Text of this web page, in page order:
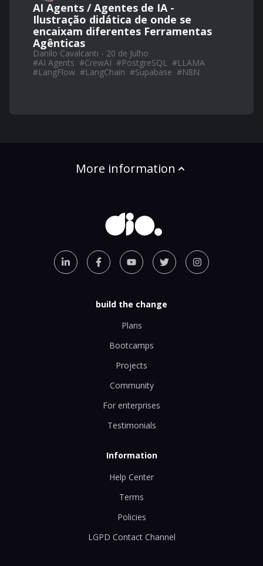
AI Agents / Agentes de IA -
Ilustração didática de onde se
encaixam diferentes Ferramentas
Agênticas
Danilo Cavalcanti - 20 de Julho
#AI Agents #CrewAI #PostgreSQL #LLAMA
#LangFlow #LangChain #Supabase #N8N
More information
build the change
Plans
Bootcamps
Projects
Community
For enterprises
Testimonials
Information
Help Center
Terms
Policies
LGPD Contact Channel